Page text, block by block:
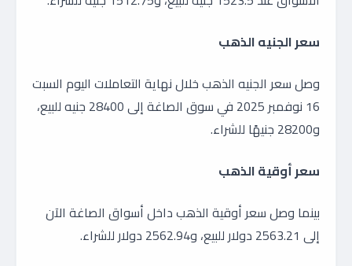
سعر الجنيه الذهب
وصل سعر الجنيه الذهب خلال نهاية التعاملات اليوم السبت
16 نوفمبر 2025 في سوق الصاغة إلى 28400 جنيه للبيع،
و28200 جنيهًا للشراء.
سعر أوقية الذهب
بينما وصل سعر أوقية الذهب داخل أسواق الصاغة الآن
إلى 2563.21 دولار للبيع، و2562.94 دولار للشراء.